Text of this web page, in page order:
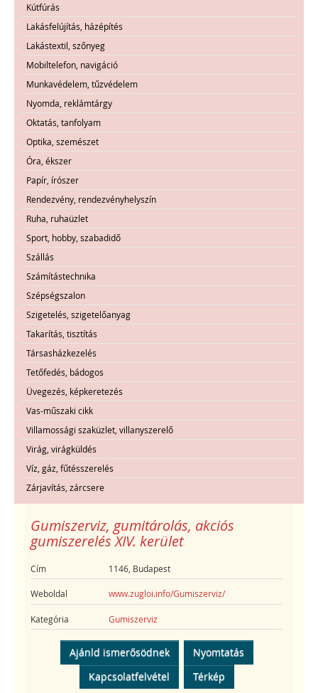
Kútfúrás
Lakásfelújítás, házépítés
Lakástextil, szőnyeg
Mobiltelefon, navigáció
Munkavédelem, tűzvédelem
Nyomda, reklámtárgy
Oktatás, tanfolyam
Optika, szemészet
Óra, ékszer
Papír, írószer
Rendezvény, rendezvényhelyszín
Ruha, ruhaüzlet
Sport, hobby, szabadidő
Szállás
Számítástechnika
Szépségszalon
Szigetelés, szigetelőanyag
Takarítás, tisztítás
Társasházkezelés
Tetőfedés, bádogos
Üvegezés, képkeretezés
Vas-műszaki cikk
Villamossági szaküzlet, villanyszerelő
Virág, virágküldés
Víz, gáz, fűtésszerelés
Zárjavítás, zárcsere
Gumiszerviz, gumitárolás, akciós
gumiszerelés XIV. kerület
Cím 1146, Budapest
Weboldal www.zugloi.info/Gumiszerviz/
Kategória Gumiszerviz
Ajánld ismerősödnek
Nyomtatás
Kapcsolatfelvétel
Térkép